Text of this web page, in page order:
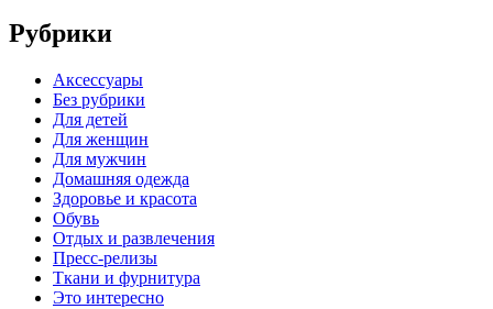
Рубрики
Аксессуары
Без рубрики
Для детей
Для женщин
Для мужчин
Домашняя одежда
Здоровье и красота
Обувь
Отдых и развлечения
Пресс-релизы
Ткани и фурнитура
Это интересно